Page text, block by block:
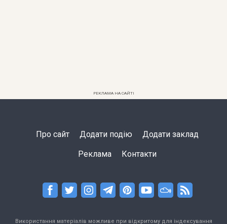
РЕКЛАМА НА САЙТІ
Про сайт Додати подію Додати заклад
Реклама Контакти
Використання матеріалів можливе при відкритому для індексування